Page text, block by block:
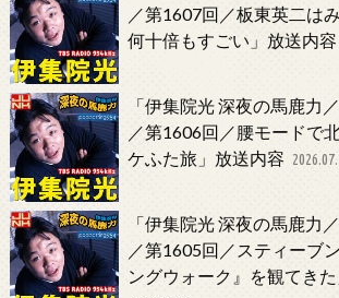
／第1607回／板東英二は
何十倍もすごい」放送内容
「伊集院光 深夜の馬鹿力
／第1606回／腰モードで
ケふた旅」放送内容
「伊集院光 深夜の馬鹿力
／第1605回／スティーブ
ングウォーク』を観てき